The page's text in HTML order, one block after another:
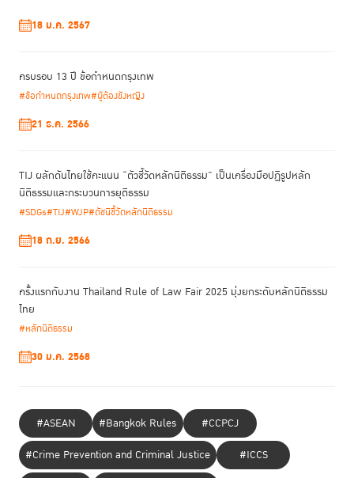
ทั้งนี้ TIJ และกรมราชทัณฑ์ประเทศไทย ได้ร่วมกันผลักดันการอนุวัติข้อกำหนด
กรุงเทพมาปรับใช้ให้เข้ากับบริบทของประเทศไทย นับตั้งแต่ พ.ศ. 2558 โดยได้
ตามข้อกำหนดกรุงเทพเพื่อพัฒนาศักยภาพบุคลากรที่เกี่ยวข้อง ให้สามารถ
เข้าใจหลักการในการประเมินเรือนจำต้นแบบและการใช้แบบประเมินการปฏิบัติ
ตามข้อกำหนดกรุงเทพได้อย่างถูกต้องและเป็นมาตรฐานเดียวกัน ซึ่งได้รับการ
ตอบรับเป็นอย่างดีจากหน่วยงานราชทัณฑ์ราชทัณฑ์ทั้งในประเทศและในภูมิภาค
กำหนดกรุงเทพไปปรับใช้ ได้แก่ เรือนจำจังหวัดอุทัยธานี เรือนจำกลาง
นครสวรรค์ เรือนจำชั่วคราวคลองโพ และทัณฑสถานบำบัดพิเศษหญิงธนบุรี
ดร.นัทธี จิตสว่าง
ข้อกำหนดกรุงเทพและการปฏิบัติต่อผู้กระทำผิดเข้าร่วมประชุมแผนการดำเนิน
งานโครงการที่กรมราชทัณฑ์ ประเทศกัมพูชา พร้อมกับเข้าเยี่ยมชมการปฏิบัติ
งานเรือนจำ CC2 ที่กรุงพนมเปญ ประเทศกัมพูชา เพื่อให้เข้าใจถึงความ
ต้องการเฉพาะของผู้ต้องขังหญิงและเจ้าหน้าที่ราชทัณฑ์กัมพูชาด้วย
18 ม.ค. 2567
ครบรอบ 13 ปี ข้อกำหนดกรุงเทพ
#ข้อกำหนดกรุงเทพ#ผู้ต้องขังหญิง
21 ธ.ค. 2566
TIJ ผลักดันไทยใช้คะแนน “ตัวชี้วัดหลักนิติธรรม” เป็นเครื่องมือปฏิรูปหลัก
นิติธรรมและกระบวนการยุติธรรม
#SDGs#TIJ#WJP#ดัชนีชี้วัดหลักนิติธรรม
18 ก.ย. 2566
ครั้งแรกกับงาน Thailand Rule of Law Fair 2025 มุ่งยกระดับหลักนิติธรรม
ไทย
#หลักนิติธรรม
30 ม.ค. 2568
#ASEAN #Bangkok Rules
#CCPCJ
#Crime Prevention and Criminal Justice
#ICCS